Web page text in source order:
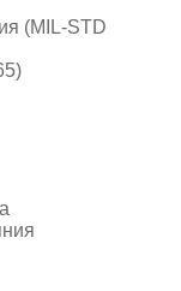
(MIL-STD